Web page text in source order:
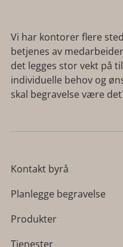
Vi har kontorer flere
betjenes av
det legges stor vekt på
individuelle behov og
skal begravelse være
Kontakt byrå
Planlegge begravelse
Produkter
Tjenester